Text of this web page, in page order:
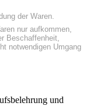
der Waren.
nur aufkommen,
Beschaffenheit,
notwendigen Umgang
und